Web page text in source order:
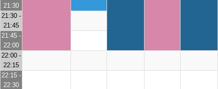
21:30
21:30 -
21:45
21:45 -
22:00
22:00 -
22:15
22:15 -
22:30